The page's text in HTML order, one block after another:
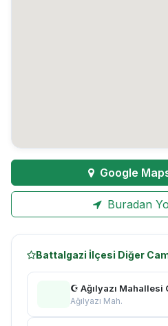
Google
Buradan
Battalgazi İlçesi Diğer
☪ Ağılyazı Mahallesi
Ağılyazı Mah.